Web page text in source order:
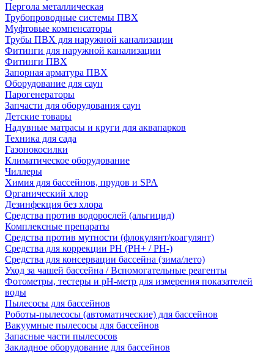
Пергола металлическая
Трубопроводные системы ПВХ
Муфтовые компенсаторы
Трубы ПВХ для наружной канализации
Фитинги для наружной канализации
Фитинги ПВХ
Запорная арматура ПВХ
Оборудование для саун
Парогенераторы
Запчасти для оборудования саун
Детские товары
Надувные матрасы и круги для аквапарков
Техника для сада
Газонокосилки
Климатическое оборудование
Чиллеры
Химия для бассейнов, прудов и SPA
Органический хлор
Дезинфекция без хлора
Средства против водорослей (альгицид)
Комплексные препараты
Средства против мутности (флокулянт/коагулянт)
Средства для коррекции PH (PH+ / PH-)
Средства для консервации бассейна (зима/лето)
Уход за чашей бассейна / Вспомогательные реагенты
Фотометры, тестеры и рН-метр для измерения показателей
воды
Пылесосы для бассейнов
Роботы-пылесосы (автоматические) для бассейнов
Вакуумные пылесосы для бассейнов
Запасные части пылесосов
Закладное оборудование для бассейнов